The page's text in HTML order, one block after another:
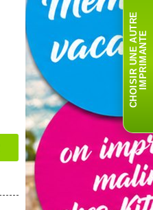
C
H
O
I
S
I
R
U
N
E
AU
T
R
E
I
M
P
R
I
M
A
N
TE